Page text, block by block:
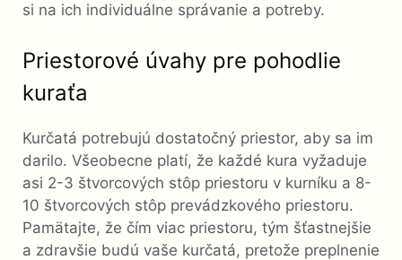
si na ich individuálne správanie a potreby.
Priestorové úvahy pre pohodlie
kuraťa
Kurčatá potrebujú dostatočný priestor, aby sa im
darilo. Všeobecne platí, že každé kura vyžaduje
asi 2-3 štvorcových stôp priestoru v kurníku a 8-
10 štvorcových stôp prevádzkového priestoru.
Pamätajte, že čím viac priestoru, tým šťastnejšie
a zdravšie budú vaše kurčatá, pretože preplnenie